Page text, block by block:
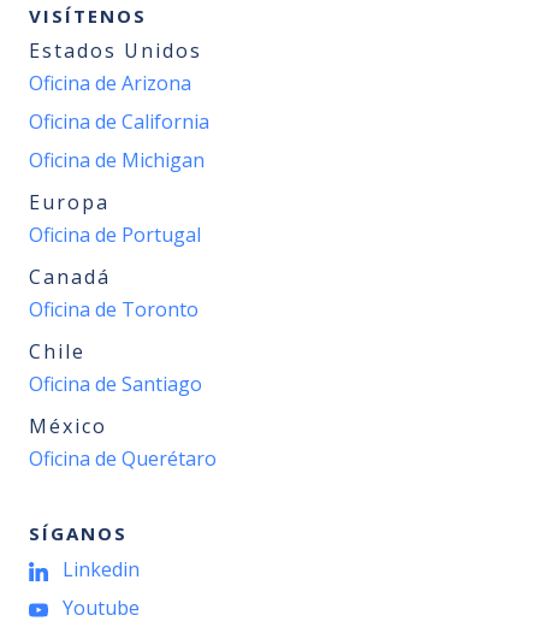
VISÍTENOS
Estados Unidos
Oficina de Arizona
Oficina de California
Oficina de Michigan
Europa
Oficina de Portugal
Canadá
Oficina de Toronto
Chile
Oficina de Santiago
México
Oficina de Querétaro
SÍGANOS
Linkedin
Youtube